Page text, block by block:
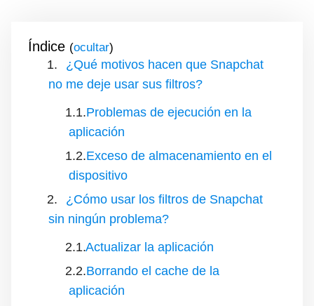
Índice ( )
¿Qué motivos hacen que Snapchat
no me deje usar sus filtros?
Problemas de ejecución en la
aplicación
Exceso de almacenamiento en el
dispositivo
¿Cómo usar los filtros de Snapchat
sin ningún problema?
Actualizar la aplicación
Borrando el cache de la
aplicación